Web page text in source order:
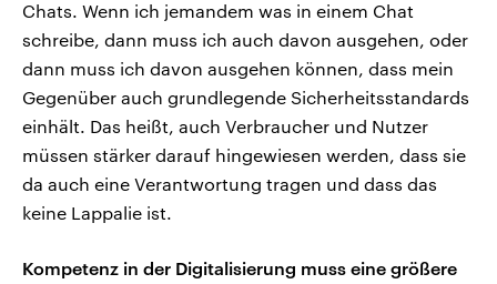
Chats. Wenn ich jemandem was in einem Chat
schreibe, dann muss ich auch davon ausgehen, oder
dann muss ich davon ausgehen können, dass mein
Gegenüber auch grundlegende Sicherheitsstandards
einhält. Das heißt, auch Verbraucher und Nutzer
müssen stärker darauf hingewiesen werden, dass sie
da auch eine Verantwortung tragen und dass das
keine Lappalie ist.
Kompetenz in der Digitalisierung muss eine größere